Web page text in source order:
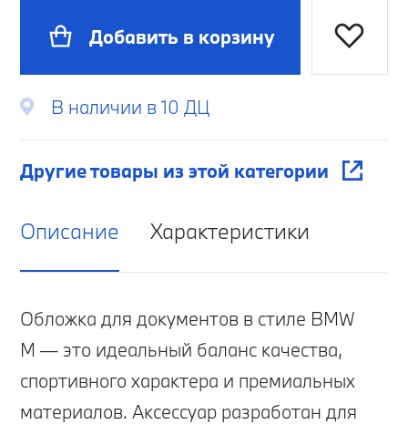
Добавить в корзину
В наличии в 10 ДЦ
Другие товары из этой категории
Описание Характеристики
Обложка для документов в стиле BMW
M — это идеальный баланс качества,
спортивного характера и премиальных
материалов. Аксессуар разработан для